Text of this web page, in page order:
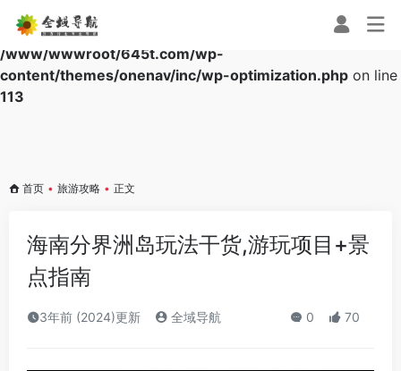
Warning: Array to string conversion in
/www/wwwroot/645t.com/wp-
content/themes/onenav/inc/wp-optimization.php on line
113
首页 • 旅游攻略 • 正文
海南分界洲岛玩法干货,游玩项目+景
点指南
3年前 (2024)更新 全域导航 0 70